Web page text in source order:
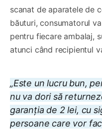
scanat de aparatele de
băuturi, consumatorul
pentru fiecare ambalaj,
atunci când recipientul
„Este un lucru bun,
nu va dori să
garanția de 2 lei, cu
persoane care vor